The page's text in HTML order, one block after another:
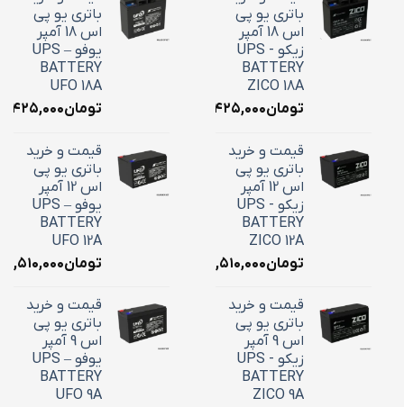
باتری یو پی
اس 18 آمپر
زیکو - UPS
BATTERY
ZICO 18A
تومان۷,۴۲۵,۰۰۰
قیمت و خرید
باتری یو پی
اس 12 آمپر
زیکو - UPS
BATTERY
ZICO 12A
تومان۴,۵۱۰,۰۰۰
قیمت و خرید
باتری یو پی
اس 9 آمپر
زیکو - UPS
BATTERY
ZICO 9A
باتری یو پی
اس 18 آمپر
یوفو – UPS
BATTERY
UFO 18A
تومان
قیمت و خرید
باتری یو پی
اس 12 آمپر
یوفو – UPS
BATTERY
UFO 12A
تومان۴,۵۱۰,۰۰۰
قیمت و خرید
باتری یو پی
اس 9 آمپر
یوفو – UPS
BATTERY
UFO 9A